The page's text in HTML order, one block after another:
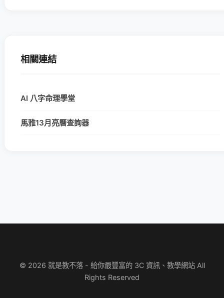
相關連結
AI 八字命理學堂
馬雅13月亮曆查詢器
© 2026 就是教不落 - 給你最豐富的 3C 資訊、教學網站 All
Rights Reserved